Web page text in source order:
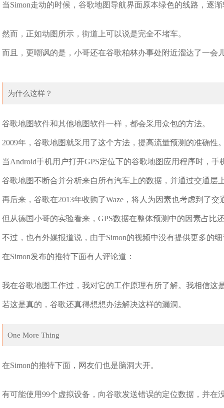
当Simon走动的时候，谷歌地图导航界面原本绿色的线路，逐
然而，正如动图所示，街道上可以说是完全不堵车。
而且，更嘲讽的是，小哥还在谷歌柏林办事处附近溜达了一会
为什么这样？
谷歌地图软件和其他地图软件一样，都会采用众包的方法。
2009年，谷歌地图就采用了这个方法，提高流量预测的准确性
当Android手机用户打开GPS定位下的谷歌地图应用程序时，
谷歌地图不断合并分析来自所有汽车上的数据，并通过交通层
再后来，谷歌在2013年收购了Waze，将人为因素也考虑到了交
但从德国小哥的实验看来，GPS数据在整体预测中的因素占比
不过，也有外媒报道说，由于Simon的视频中没有提供更多的
在Simon发布的推特下面有人评论道：
我在谷歌地图工作过，我对它的工作原理有所了解。我相信这
若这是真的，谷歌还真得想想办法解决这样的漏洞。
One More Thing
在Simon的推特下面，网友们也是脑洞大开。
有可能使用99个虚拟设备，向谷歌发送错误的定位数据，并在